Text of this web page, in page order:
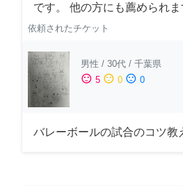
です。 他の方にも薦められま
依頼されたチケット
男性 / 30代 / 千葉県
sentiment_satisfied 5 sentiment_neutral 0 sentiment_dissatisfied 0
バレーボールの試合のコツ教